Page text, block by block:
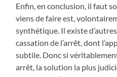
Enfin, en conclusion, il faut
viens de faire est,
synthétique. Il existe
cassation de l’arrêt, dont
subtile. Donc si
arrêt, la solution la plus